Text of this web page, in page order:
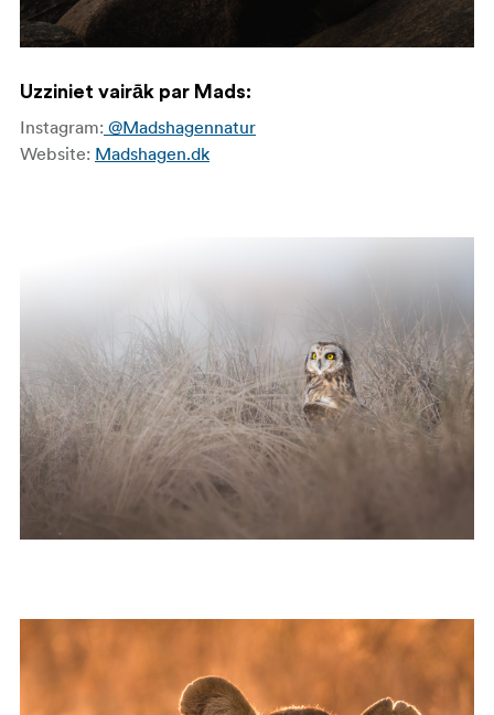
Uzziniet vairāk par Mads:
Instagram: @Madshagennatur
Website: Madshagen.dk